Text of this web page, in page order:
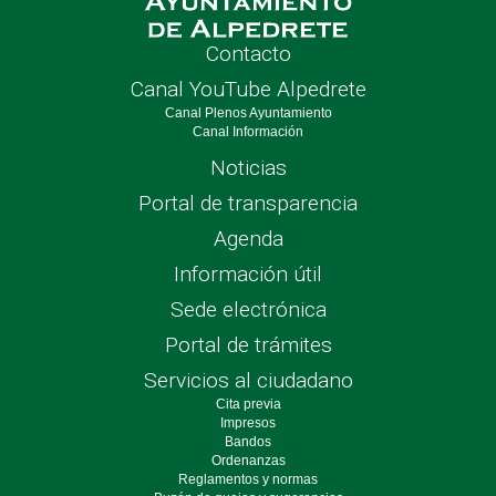
Contacto
Canal YouTube Alpedrete
Canal Plenos Ayuntamiento
Canal Información
Noticias
Portal de transparencia
Agenda
Información útil
Sede electrónica
Portal de trámites
Servicios al ciudadano
Cita previa
Impresos
Bandos
Ordenanzas
Reglamentos y normas